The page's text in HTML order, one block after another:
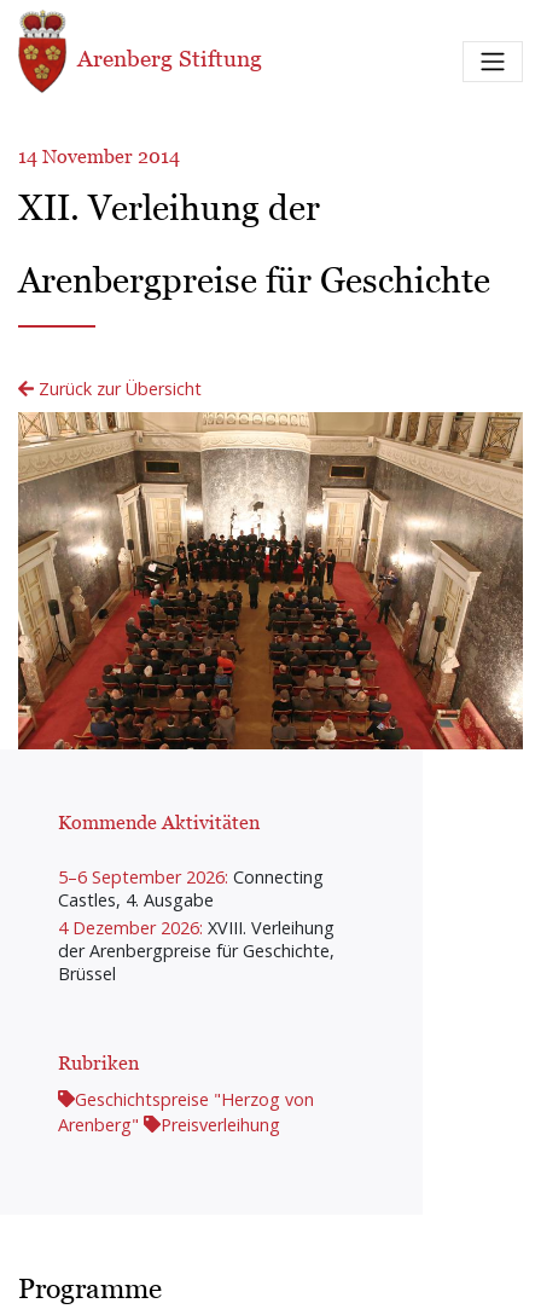
Direkt zum Inhalt
Arenberg Stiftung
14 November 2014
XII. Verleihung der
Arenbergpreise für Geschichte
Zurück zur Übersicht
Kommende Aktivitäten
5–6 September 2026: Connecting
Castles, 4. Ausgabe
4 Dezember 2026: XVIII. Verleihung
der Arenbergpreise für Geschichte,
Brüssel
Rubriken
Geschichtspreise "Herzog von
Arenberg"
Preisverleihung
Programme